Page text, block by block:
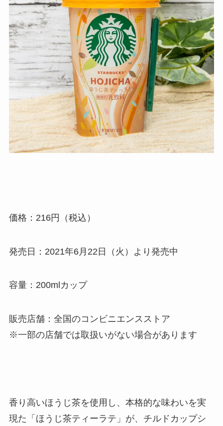
価格：216円（税込）
発売日：2021年6月22日（火）より発売中
容量：200mlカップ
販売店舗：全国のコンビニエンスストア
※一部の店舗では取扱いがない場合があります
香り高いほうじ茶を使用し、本格的な味わいを実
現た「ほうじ茶ティーラテ」が、チルドカップシ